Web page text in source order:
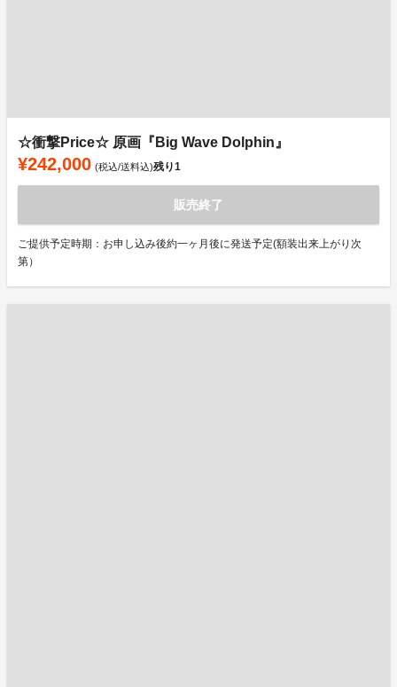
☆衝撃Price☆ 原画『Big Wave Dolphin』
¥242,000 (税込/送料込)残り1
販売終了
ご提供予定時期：お申し込み後約一ヶ月後に発送予定(額装出来上がり次
第）